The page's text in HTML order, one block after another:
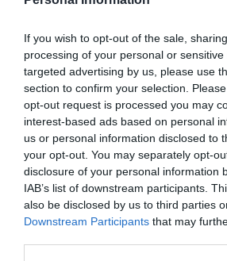
If you wish to opt-out of the sale,
processing of your personal or
targeted advertising by us, please use
section to confirm your selection.
opt-out request is processed you may
interest-based ads based on personal
us or personal information disclosed to
your opt-out. You may separately opt-
disclosure of your personal information
IAB’s list of downstream participants.
also be disclosed by us to third parties
Downstream Participants that may
desmontar la falsificación,
cristiano"
por Hispanidad
Artículos anteriores
DIARIO DE LA
Diario de la corrupción
Audiencia Nacional prorroga
investigación del caso
ingente material incautado